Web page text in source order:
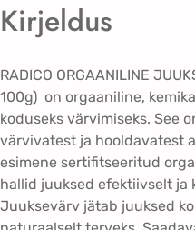
o
r
M
e
B
u
r
g
u
Kirjeldus
RADICO ORGAANILINE
100g) on orgaaniline,
koduseks värvimiseks. See
värvivatest ja hooldavatest
esimene sertifitseeritud
hallid juuksed efektiivselt ja
Juuksevärv jätab juuksed